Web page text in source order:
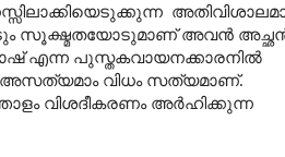
സൂക്ഷ്മതയോടുമാണ് അവൻ
എന്ന പുസ്തകവായനക്കാരനിൽ
അസത്യമാം വിധം സത്യമാണ്.
വിശദീകരണം അർഹിക്കുന്ന